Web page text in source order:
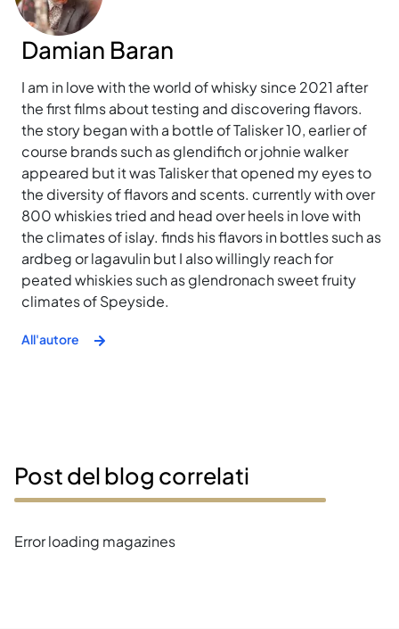
Damian Baran
I am in love with the world of whisky since 2021 after
the first films about testing and discovering flavors.
the story began with a bottle of Talisker 10, earlier of
course brands such as glendifich or johnie walker
appeared but it was Talisker that opened my eyes to
the diversity of flavors and scents. currently with over
800 whiskies tried and head over heels in love with
the climates of islay. finds his flavors in bottles such as
ardbeg or lagavulin but I also willingly reach for
peated whiskies such as glendronach sweet fruity
climates of Speyside.
All'autore
Post del blog correlati
Error loading magazines